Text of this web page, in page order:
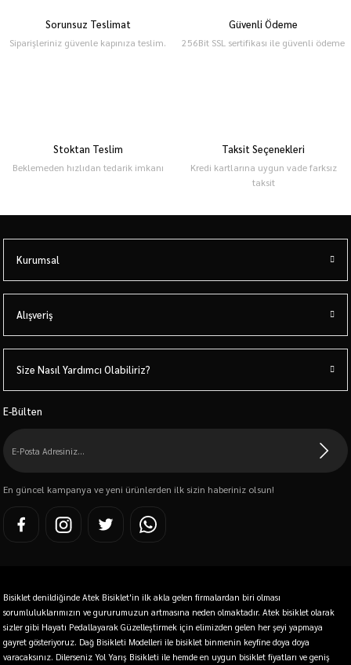
Sorunsuz Teslimat
Siparişleriniz güvenle kapınıza teslim.
Güvenli Ödeme
256Bit SSL sertifikası ile güvenli ödeme
Stoktan Teslim
Beklemeden hızlıdan tedarik imkanı
Taksit Seçenekleri
Kredi kartlarına uygun vade farksız
taksit
Kurumsal
Alışveriş
Size Nasıl Yardımcı Olabiliriz?
E-Bülten
En güncel kampanya ve yeni ürünlerden ilk sizin haberiniz olsun!
Bisiklet denildiğinde Atek Bisiklet'in ilk akla gelen firmalardan biri olması
sorumluluklarımızın ve gururumuzun artmasına neden olmaktadır. Atek bisiklet olarak
sizler gibi Hayatı Pedallayarak Güzelleştirmek için elimizden gelen her şeyi yapmaya
gayret gösteriyoruz. Dağ Bisikleti Modelleri ile bisiklet binmenin keyfine doya doya
varacaksınız. Dilerseniz Yol Yarış Bisikleti ile hemde en uygun bisiklet fiyatları ve geniş